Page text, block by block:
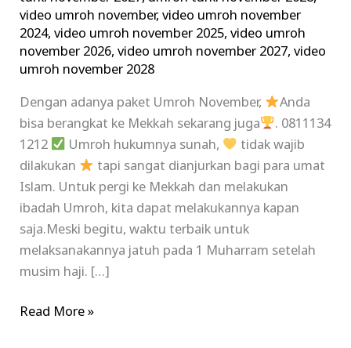
video umroh november,video umroh november
2024,video umroh november 2025,video umroh
november 2026,video umroh november 2027,video
umroh november 2028
Dengan adanya paket Umroh November,
Anda
bisa berangkat ke Mekkah sekarang juga
. 0811134
1212
Umroh hukumnya sunah,
tidak wajib
dilakukan
tapi sangat dianjurkan bagi para umat
Islam. Untuk pergi ke Mekkah dan melakukan
ibadah Umroh, kita dapat melakukannya kapan
saja.Meski begitu, waktu terbaik untuk
melaksanakannya jatuh pada 1 Muharram setelah
musim haji. […]
Read More »